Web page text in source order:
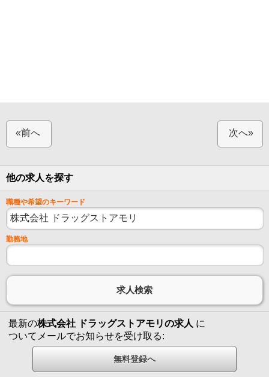
«前へ 次へ»
他の求人を探す
職種や希望のキーワード
勤務地
最新の株式会社 ドラッグストアモリの求人 に
ついてメールでお知らせを受け取る: